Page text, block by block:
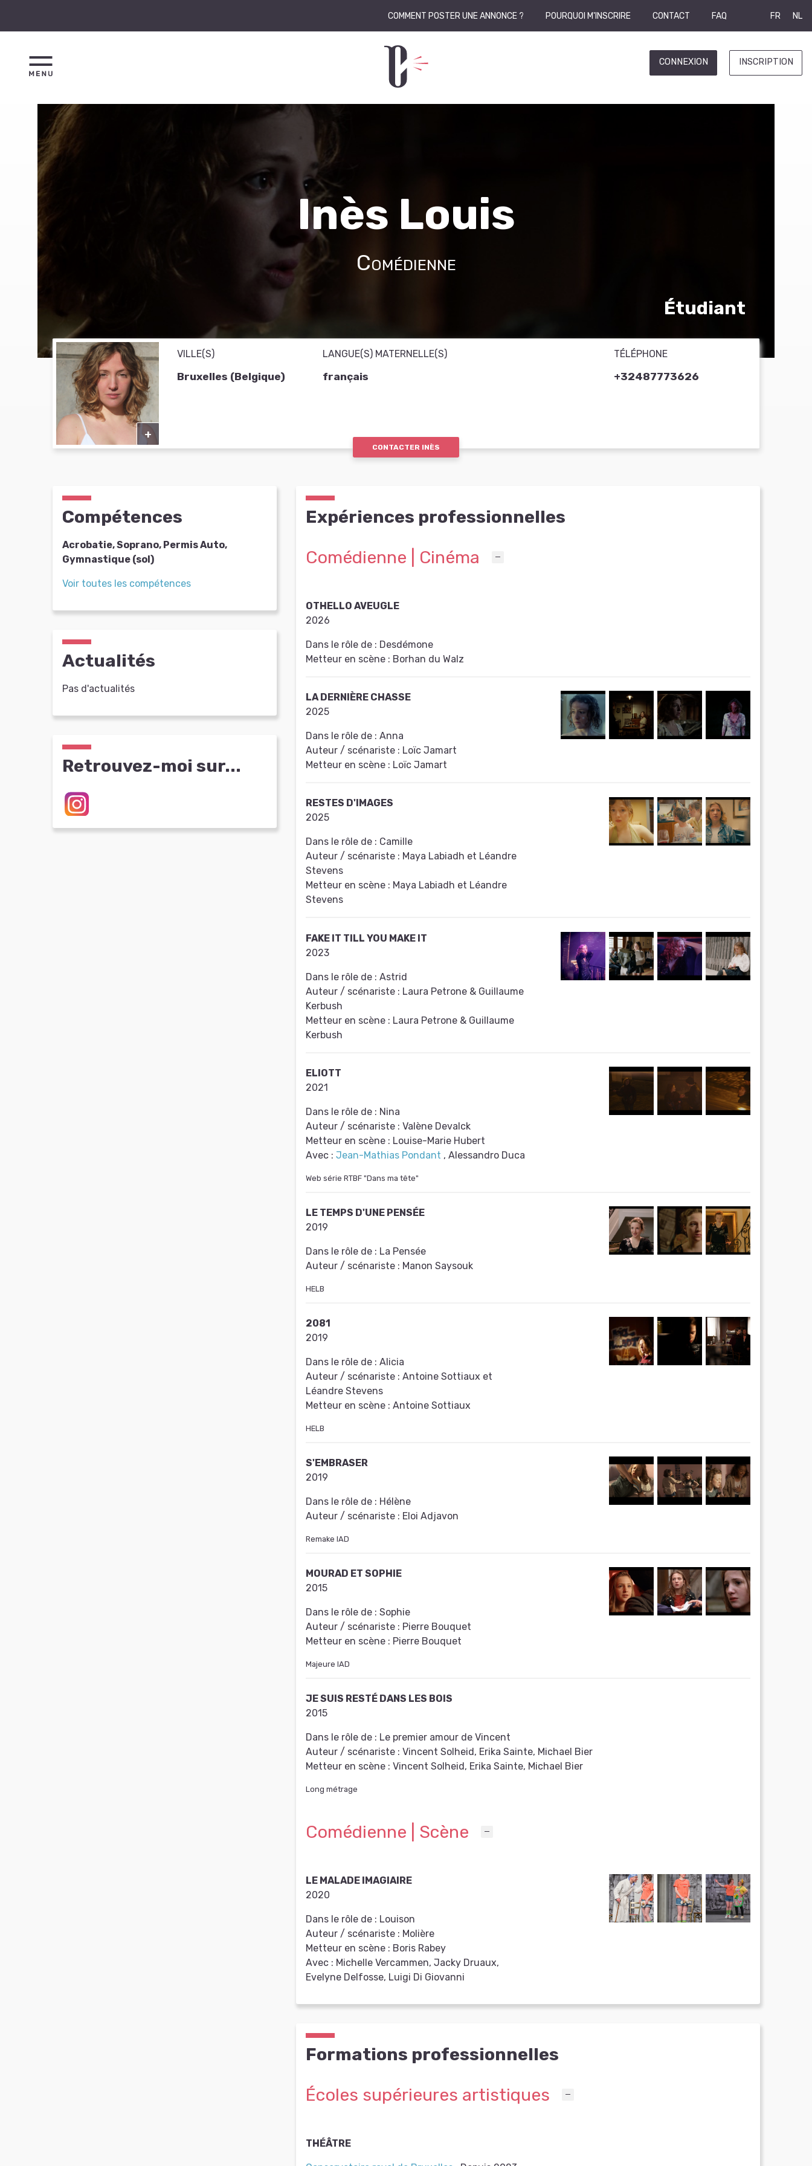
COMMENT POSTER UNE ANNONCE ? POURQUOI M'INSCRIRE CONTACT FAQ FR NL
CONNEXION INSCRIPTION
Inès Louis
Comédienne
Étudiant
+
VILLE(S)
Bruxelles (Belgique)
LANGUE(S) MATERNELLE(S)
français
TÉLÉPHONE
+32487773626
CONTACTER INÈS
Compétences
Acrobatie, Soprano, Permis Auto,
Gymnastique (sol)
Voir toutes les compétences
Actualités
Pas d'actualités
Retrouvez-moi sur...
Expériences professionnelles
Comédienne | Cinéma
OTHELLO AVEUGLE
2026
Dans le rôle de : Desdémone
Metteur en scène : Borhan du Walz
LA DERNIÈRE CHASSE
2025
Dans le rôle de : Anna
Auteur / scénariste : Loïc Jamart
Metteur en scène : Loïc Jamart
RESTES D'IMAGES
2025
Dans le rôle de : Camille
Auteur / scénariste : Maya Labiadh et Léandre
Stevens
Metteur en scène : Maya Labiadh et Léandre
Stevens
FAKE IT TILL YOU MAKE IT
2023
Dans le rôle de : Astrid
Auteur / scénariste : Laura Petrone & Guillaume
Kerbush
Metteur en scène : Laura Petrone & Guillaume
Kerbush
ELIOTT
2021
Dans le rôle de : Nina
Auteur / scénariste : Valène Devalck
Metteur en scène : Louise-Marie Hubert
Avec : Jean-Mathias Pondant , Alessandro Duca
Web série RTBF "Dans ma tête"
LE TEMPS D'UNE PENSÉE
2019
Dans le rôle de : La Pensée
Auteur / scénariste : Manon Saysouk
HELB
2081
2019
Dans le rôle de : Alicia
Auteur / scénariste : Antoine Sottiaux et
Léandre Stevens
Metteur en scène : Antoine Sottiaux
HELB
S'EMBRASER
2019
Dans le rôle de : Hélène
Auteur / scénariste : Eloi Adjavon
Remake IAD
MOURAD ET SOPHIE
2015
Dans le rôle de : Sophie
Auteur / scénariste : Pierre Bouquet
Metteur en scène : Pierre Bouquet
Majeure IAD
JE SUIS RESTÉ DANS LES BOIS
2015
Dans le rôle de : Le premier amour de Vincent
Auteur / scénariste : Vincent Solheid, Erika Sainte, Michael Bier
Metteur en scène : Vincent Solheid, Erika Sainte, Michael Bier
Long métrage
Comédienne | Scène
LE MALADE IMAGIAIRE
2020
Dans le rôle de : Louison
Auteur / scénariste : Molière
Metteur en scène : Boris Rabey
Avec : Michelle Vercammen, Jacky Druaux,
Evelyne Delfosse, Luigi Di Giovanni
Formations professionnelles
Écoles supérieures artistiques
THÉÂTRE